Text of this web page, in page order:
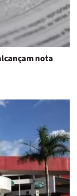
nota